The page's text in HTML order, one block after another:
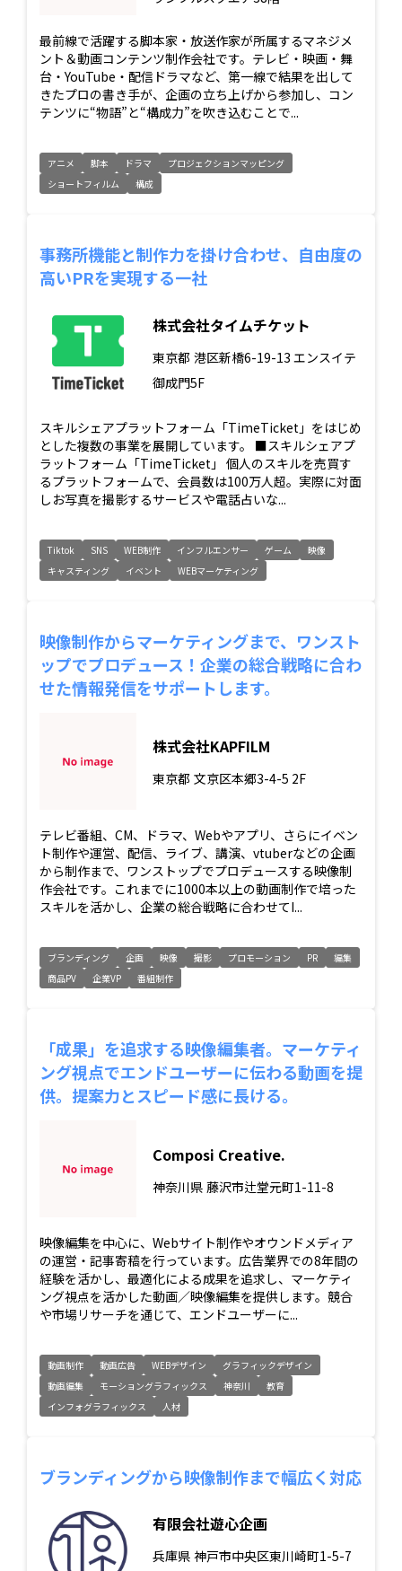
最前線で活躍する脚本家・放送作家が所属するマネジメ
ント＆動画コンテンツ制作会社です。テレビ・映画・舞
台・YouTube・配信ドラマなど、第一線で結果を出して
きたプロの書き手が、企画の立ち上げから参加し、コン
テンツに“物語”と“構成力”を吹き込むことで...
アニメ 脚本 ドラマ
プロジェクションマッピング
ショートフィルム
構成
事務所機能と制作力を掛け合わせ、自由度の
高いPRを実現する一社
株式会社タイムチケット
東京都 港区新橋6-19-13 エンスイテ
御成門5F
スキルシェアプラットフォーム「TimeTicket」をはじめ
とした複数の事業を展開しています。 ■スキルシェアプ
ラットフォーム「TimeTicket」 個人のスキルを売買す
るプラットフォームで、会員数は100万人超。実際に対面
しお写真を撮影するサービスや電話占いな...
Tiktok SNS WEB制作 インフルエンサー ゲーム
映像
キャスティング
イベント WEBマーケティング
映像制作からマーケティングまで、ワンスト
ップでプロデュース！企業の総合戦略に合わ
せた情報発信をサポートします。
株式会社KAPFILM
東京都 文京区本郷3-4-5 2F
テレビ番組、CM、ドラマ、Webやアプリ、さらにイベン
ト制作や運営、配信、ライブ、講演、vtuberなどの企画
から制作まで、ワンストップでプロデュースする映像制
作会社です。これまでに1000本以上の動画制作で培った
スキルを活かし、企業の総合戦略に合わせてI...
ブランディング 企画 映像 撮影 プロモーション PR
編集
商品PV
企業VP 番組制作
「成果」を追求する映像編集者。マーケティ
ング視点でエンドユーザーに伝わる動画を提
供。提案力とスピード感に長ける。
Composi Creative.
神奈川県 藤沢市辻堂元町1-11-8
映像編集を中心に、Webサイト制作やオウンドメディア
の運営・記事寄稿を行っています。広告業界での8年間の
経験を活かし、最適化による成果を追求し、マーケティ
ング視点を活かした動画／映像編集を提供します。競合
や市場リサーチを通じて、エンドユーザーに...
動画制作 動画広告 WEBデザイン
グラフィックデザイン
動画編集
モーショングラフィックス 神奈川
教育
インフォグラフィックス
人材
ブランディングから映像制作まで幅広く対応
有限会社遊心企画
兵庫県 神戸市中央区東川崎町1-5-7